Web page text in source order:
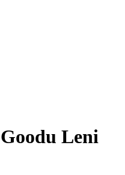
Goodu Leni